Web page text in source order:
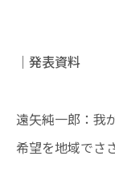
｜発表資料
遠矢純一郎：我
希望を地域でさ